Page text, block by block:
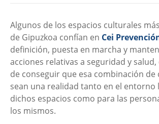
Algunos de los espacios culturales
de Gipuzkoa confían en Cei
definición, puesta en marcha y
acciones relativas a seguridad y
de conseguir que esa combinación de
sean una realidad tanto en el entorno
dichos espacios como para las
los mismos.